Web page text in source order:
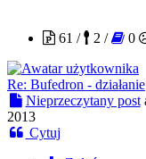
61 /
2 / 0
Re: Bufedron - działanie
Nieprzeczytany post
2013
Cytuj